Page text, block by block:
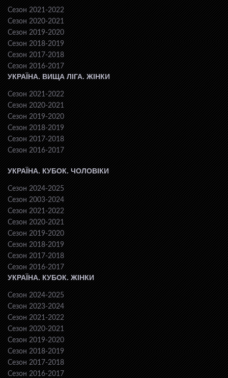
Сезон 2021-2022
Сезон 2020-2021
Сезон 2019-2020
Сезон 2018-2019
Сезон 2017-2018
Сезон 2016-2017
УКРАЇНА. ВИЩА ЛІГА. ЖІНКИ
Сезон 2021-2022
Сезон 2020-2021
Сезон 2019-2020
Сезон 2018-2019
Сезон 2017-2018
Сезон 2016-2017
УКРАЇНА. КУБОК. ЧОЛОВІКИ
Сезон 2024-2025
Сезон 2003-2024
Сезон 2021-2022
Сезон 2020-2021
Сезон 2019-2020
Сезон 2018-2019
Сезон 2017-2018
Сезон 2016-2017
УКРАЇНА. КУБОК. ЖІНКИ
Сезон 2024-2025
Сезон 2023-2024
Сезон 2021-2022
Сезон 2020-2021
Сезон 2019-2020
Сезон 2018-2019
Сезон 2017-2018
Сезон 2016-2017